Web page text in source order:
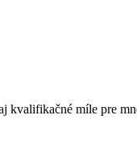
míle pre